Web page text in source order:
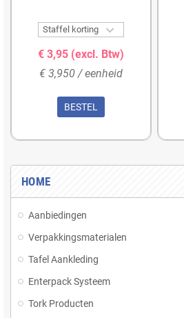
HOME
Aanbiedingen
Verpakkingsmaterialen
Tafel Aankleding
Enterpack Systeem
Tork Producten
Staffel korting 
€ 3,95 (excl. Btw)
€ 3,950 / eenheid
BESTEL